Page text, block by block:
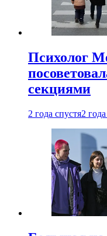
Психолог
секциями
2 года спустя2